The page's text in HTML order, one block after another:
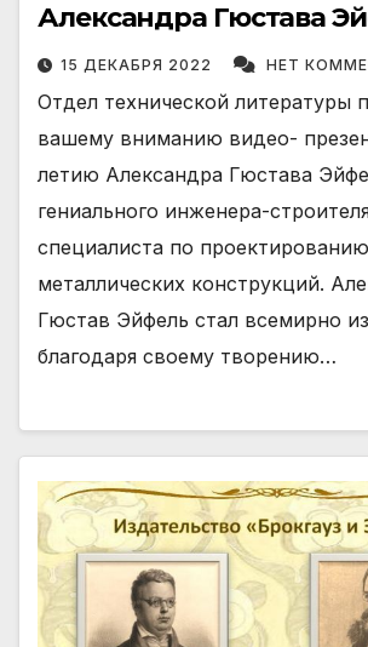
Александра Гюстава
15 ДЕКАБРЯ 2022 НЕТ
Отдел технической литературы
вашему вниманию видео-
летию Александра Гюстава
гениального инженера-
специалиста по проектированию
металлических конструкций.
Гюстав Эйфель стал всемирно
благодаря своему творению…